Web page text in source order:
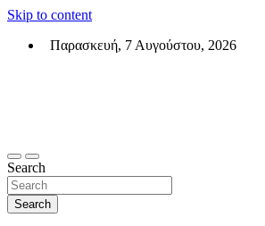
Skip to content
Παρασκευή, 7 Αυγούστου, 2026
Search
Search